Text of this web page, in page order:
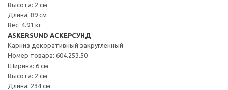
Высота: 2 см
Длина: 89 см
Вес: 4.91 кг
ASKERSUND АСКЕРСУНД
Карниз декоративный закругленный
Номер товара: 604.253.50
Ширина: 6 см
Высота: 2 см
Длина: 234 см